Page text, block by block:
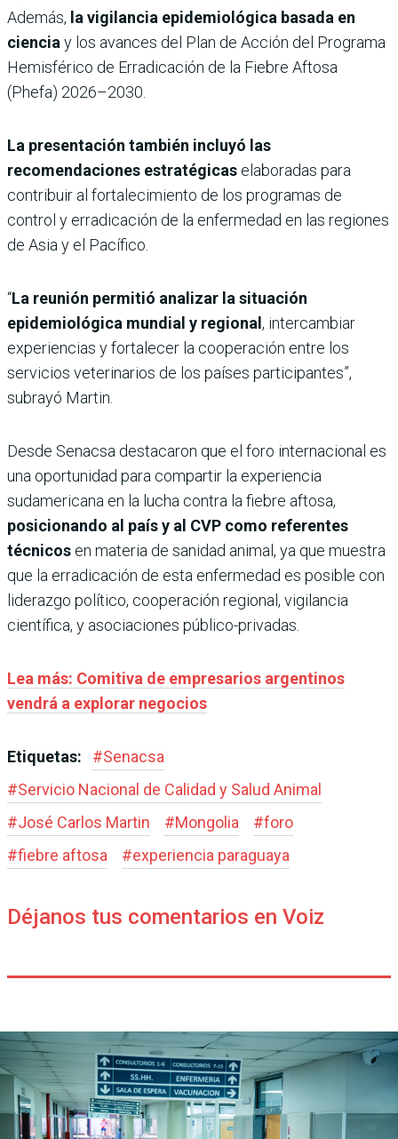
Además, la vigilancia epidemiológica basada en
ciencia y los avances del Plan de Acción del Programa
Hemisférico de Erradicación de la Fiebre Aftosa
(Phefa) 2026–2030.
La presentación también incluyó las
recomendaciones estratégicas elaboradas para
contribuir al fortalecimiento de los programas de
control y erradicación de la enfermedad en las regiones
de Asia y el Pacífico.
“La reunión permitió analizar la situación
epidemiológica mundial y regional, intercambiar
experiencias y fortalecer la cooperación entre los
servicios veterinarios de los países participantes”,
subrayó Martin.
Desde Senacsa destacaron que el foro internacional es
una oportunidad para compartir la experiencia
sudamericana en la lucha contra la fiebre aftosa,
posicionando al país y al CVP como referentes
técnicos en materia de sanidad animal, ya que muestra
que la erradicación de esta enfermedad es posible con
liderazgo político, cooperación regional, vigilancia
científica, y asociaciones público-privadas.
Lea más: Comitiva de empresarios argentinos
vendrá a explorar negocios
Etiquetas: #Senacsa
#Servicio Nacional de Calidad y Salud Animal
#José Carlos Martin #Mongolia #foro
#fiebre aftosa #experiencia paraguaya
Déjanos tus comentarios en Voiz